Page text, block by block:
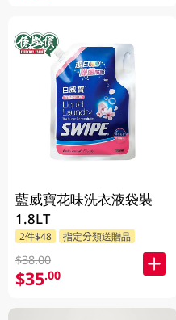
藍威寶花味洗衣液袋裝
1.8LT
2件$48 指定分類送贈品
$38.00
$35.00